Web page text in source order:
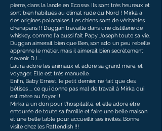
pierre, dans la lande en Ecosse. Ils sont très heureux et
sont bien habitués au climat rude du Nord ! Mirka a
des origines polonaises. Les chiens sont de véritables
chenapans !! Duggan travaille dans une distillerie de
whiskey, comme l'a aussi fait Papy Joseph toute sa vie.
Duggan aimerait bien que Ben, son ado un peu rebelle
apprenne le métier, mais il aimerait bien secrètement
devenir DJ ...
Laura adore les animaux et adore sa grand mère, et
voyager. Elle est très manuelle.
Enfin, Baby Ernest, le petit dernier, ne fait que des
bêtises ... ce qui donne pas mal de travail à Mirka qui
est mère au foyer !!
Mirka a un don pour l'hospitalité, et elle adore être
entourée de toute sa famille et faire une belle maison
et une belle table pour accueillir ses invités. Bonne
visite chez les Rattendish !!!